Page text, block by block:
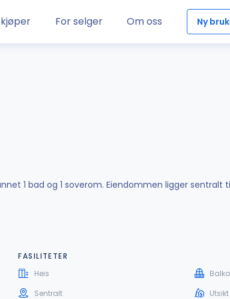
For selger Om oss Ny
1 bad og 1 soverom. Eiendommen ligger sentralt
FASILITETER
Heis
Sentralt
Utsikt